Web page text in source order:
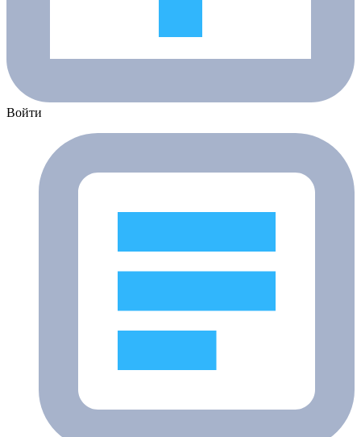
Войти